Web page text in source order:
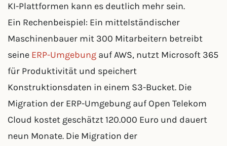
KI-Plattformen kann es deutlich mehr sein.
Ein Rechenbeispiel: Ein mittelständischer
Maschinenbauer mit 300 Mitarbeitern betreibt
seine ERP-Umgebung auf AWS, nutzt Microsoft 365
für Produktivität und speichert
Konstruktionsdaten in einem S3-Bucket. Die
Migration der ERP-Umgebung auf Open Telekom
Cloud kostet geschätzt 120.000 Euro und dauert
neun Monate. Die Migration der